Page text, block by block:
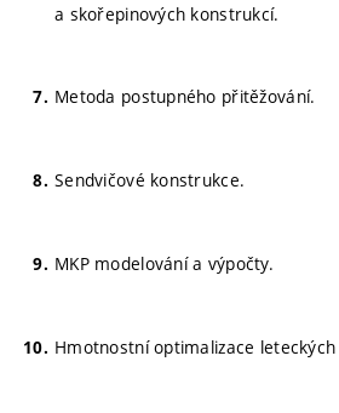
a skořepinových konstrukcí.
Metoda postupného přitěžování.
Sendvičové konstrukce.
MKP modelování a výpočty.
Hmotnostní optimalizace